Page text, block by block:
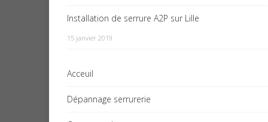
Installation de serrure A2P sur Lille
15 janvier 2019
Acceuil
Dépannage serrurerie